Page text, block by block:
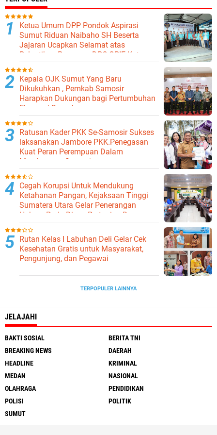
Ketua Umum DPP Pondok Aspirasi
Sumut Riduan Naibaho SH Beserta
Jajaran Ucapkan Selamat atas
Pelantikan Pengurus DPC GPIE Kota
Binjai
Kepala OJK Sumut Yang Baru
Dikukuhkan , Pemkab Samosir
Harapkan Dukungan bagi Pertumbuhan
Ekonomi Daerah
Ratusan Kader PKK Se-Samosir Sukses
laksanakan Jambore PKK.Penegasan
Kuat Peran Perempuan Dalam
Membangun Samosir.
Cegah Korupsi Untuk Mendukung
Ketahanan Pangan, Kejaksaan Tinggi
Sumatera Utara Gelar Penerangan
Hukum Pada Dinas Pertanian Dan
Ketahanan Pangan
Rutan Kelas I Labuhan Deli Gelar Cek
Kesehatan Gratis untuk Masyarakat,
Pengunjung, dan Pegawai
TERPOPULER LAINNYA
JELAJAHI
BAKTI SOSIAL
BERITA TNI
BREAKING NEWS
DAERAH
HEADLINE
KRIMINAL
MEDAN
NASIONAL
OLAHRAGA
PENDIDIKAN
POLISI
POLITIK
SUMUT